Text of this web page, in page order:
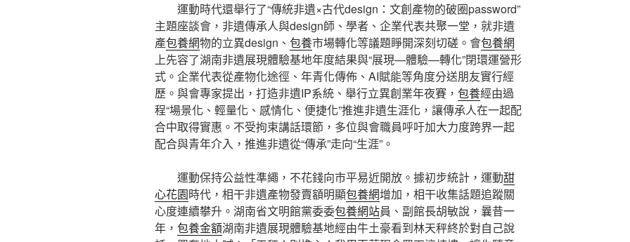
運動時代還舉行了“傳統非遺×古代design：文創產物的破圈password”
主題座談會，非遺傳承人與design師、學者、企業代表共聚一堂，就非遺
產包養網物的立異design、 包養市場轉化等議題睜開深刻切磋。會包養網
上先容了湖南非遺展現體驗基地年度結果與“展現—體驗—轉化”閉環運營形
式。企業代表從產物化途徑、年青化傳佈、AI賦能等角度分送朋友實行經
歷。與會專家提出，打造非遺IP系統、舉行立異創業年夜賽， 包養經由過
程“場景化、輕量化、感情化、便捷化”推進非遺生涯化，讓傳承人在一起配
合中取得實惠。不受拘束講話環節，多位與會職員呼吁加大力度跨界一起
配合與青年介入，推進非遺從“傳承”走向“生涯”。
運動保持公益性準繩，不花錢向市平易近開放。據初步統計，運動甜
心花園時代，相干非遺產物發賣額明顯包養網增加，相干收集話題追蹤關
心度連續攀升。湖南省文明館黨委委包養網站員、副館長胡敏說，曩昔一
年， 包養金額湖南非遺展現體驗基地經由牛土豪看到林天秤終於對自己說